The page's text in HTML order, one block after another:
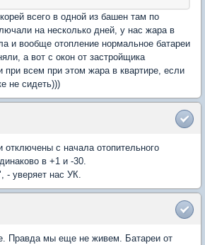
всего в одной из башен там по
на несколько дней, у нас жара в
и вообще отопление нормальное батареи
а вот с окон от застройщика
при всем при этом жара в квартире, если
не сидеть)))
отключены с начала отопительного
в +1 и -30.
- уверяет нас УК.
Правда мы еще не живем. Батареи от